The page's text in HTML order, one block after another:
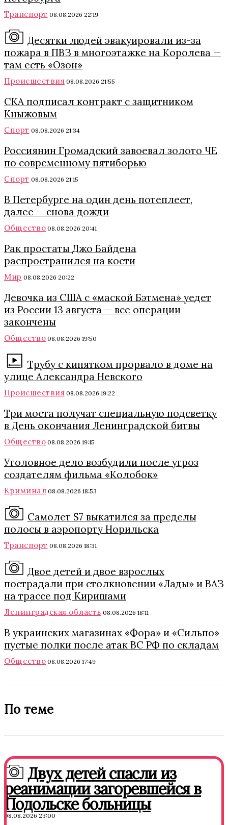
Транспорт 08.08.2026 22:19
Десятки людей эвакуировали из-за
пожара в ПВЗ в многоэтажке на Королева —
там есть «Озон»
Происшествия 08.08.2026 21:55
СКА подписал контракт с защитником
Кныжовым
Спорт 08.08.2026 21:34
Россиянин Громадский завоевал золото ЧЕ
по современному пятиборью
Спорт 08.08.2026 21:15
В Петербурге на один день потеплеет,
далее — снова дожди
Общество 08.08.2026 20:41
Рак простаты Джо Байдена
распространился на кости
Мир 08.08.2026 20:22
Девочка из США с «маской Бэтмена» уедет
из России 13 августа — все операции
закончены
Общество 08.08.2026 19:50
Трубу с кипятком прорвало в доме на
улице Александра Невского
Происшествия 08.08.2026 19:22
Три моста получат специальную подсветку
в День окончания Ленинградской битвы
Общество 08.08.2026 19:15
Уголовное дело возбудили после угроз
создателям фильма «Колобок»
Криминал 08.08.2026 18:53
Самолет S7 выкатился за пределы
полосы в аэропорту Норильска
Транспорт 08.08.2026 18:31
Двое детей и двое взрослых
пострадали при столкновении «Лады» и ВАЗ
на трассе под Киришами
Ленинградская область 08.08.2026 18:11
В украинских магазинах «Фора» и «Сильпо»
пустые полки после атак ВС РФ по складам
Общество 08.08.2026 17:49
По теме
Двух детей спасли из
реанимации загоревшейся в
Подольске больницы
08.08.2026 23:00